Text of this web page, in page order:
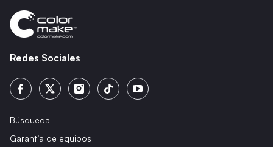
Redes Sociales
Búsqueda
Garantía de equipos